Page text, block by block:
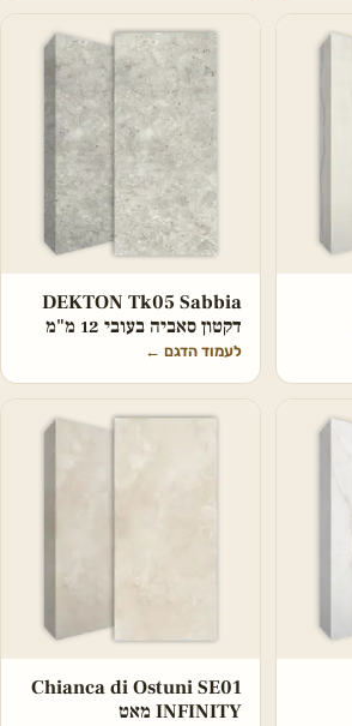
DEKTON Tk05 Sabbia
דקטון סאביה בעובי 12 מ"מ
לעמוד הדגם ←
Chianca di Ostuni SE01
INFINITY מאט